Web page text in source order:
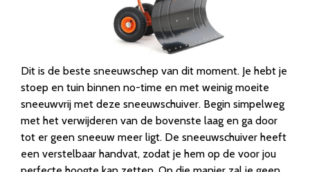
Dit is de beste sneeuwschep van dit moment. Je hebt je
stoep en tuin binnen no-time en met weinig moeite
sneeuwvrij met deze sneeuwschuiver. Begin simpelweg
met het verwijderen van de bovenste laag en ga door
tot er geen sneeuw meer ligt. De sneeuwschuiver heeft
een verstelbaar handvat, zodat je hem op de voor jou